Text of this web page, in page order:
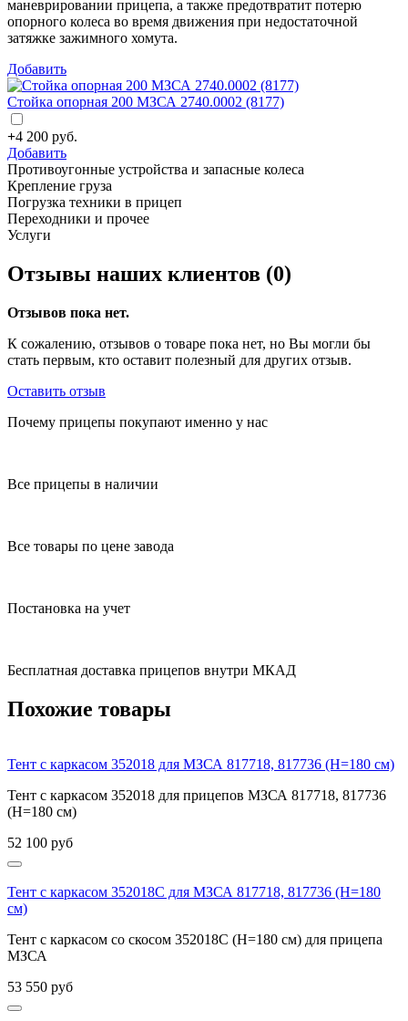
маневрировании прицепа, а также предотвратит потерю
опорного колеса во время движения при недостаточной
затяжке зажимного хомута.
Добавить
Стойка опорная 200 МЗСА 2740.0002 (8177)
+4 200 руб.
Добавить
Противоугонные устройства и запасные колеса
Крепление груза
Погрузка техники в прицеп
Переходники и прочее
Услуги
Отзывы наших клиентов (0)
Отзывов пока нет.
К сожалению, отзывов о товаре пока нет, но Вы могли бы
стать первым, кто оставит полезный для других отзыв.
Оставить отзыв
Почему прицепы покупают именно у нас
Все прицепы в наличии
Все товары по цене завода
Постановка на учет
Бесплатная доставка прицепов внутри МКАД
Похожие товары
Тент с каркасом 352018 для МЗСА 817718, 817736 (H=180 см)
Тент с каркасом 352018 для прицепов МЗСА 817718, 817736
(H=180 см)
52 100 руб
Тент с каркасом 352018С для МЗСА 817718, 817736 (H=180
см)
Тент с каркасом со скосом 352018С (H=180 см) для прицепа
МЗСА
53 550 руб